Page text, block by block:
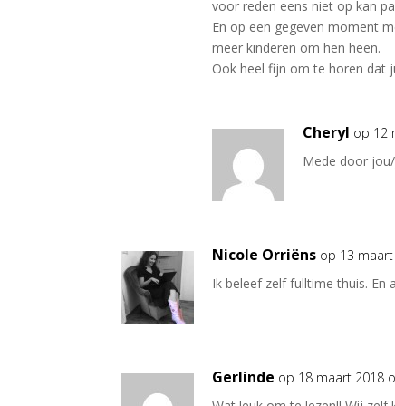
voor reden eens niet op kan
En op een gegeven moment
meer kinderen om hen heen.
Ook heel fijn om te horen dat
Cheryl op 12
Mede door
Nicole Orriëns op 13
Ik beleef zelf fulltime thuis. En
Gerlinde op 18 maart 2018